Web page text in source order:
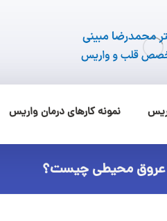
نمونه کارهای درمان واریس
عروق محیطی چیست؟